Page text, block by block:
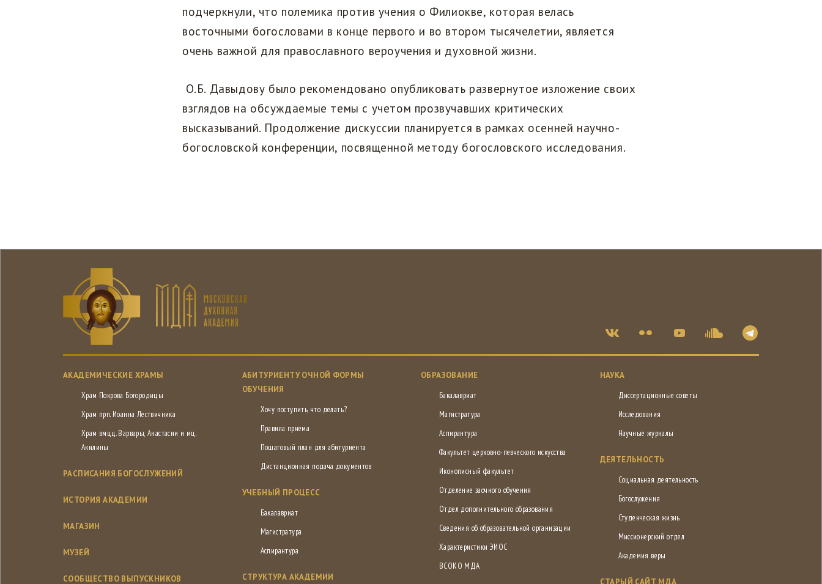
подчеркнули, что полемика против учения о Филиокве, которая велась
восточными богословами в конце первого и во втором тысячелетии, является
очень важной для православного вероучения и духовной жизни.
О.Б. Давыдову было рекомендовано опубликовать развернутое изложение своих
взглядов на обсуждаемые темы с учетом прозвучавших критических
высказываний. Продолжение дискуссии планируется в рамках осенней научно-
богословской конференции, посвященной методу богословского исследования.
АКАДЕМИЧЕСКИЕ ХРАМЫ
Храм Покрова Богородицы
Храм прп. Иоанна Лествичника
Храм вмцц. Варвары, Анастасии и мц.
Акилины
РАСПИСАНИЯ БОГОСЛУЖЕНИЙ
ИСТОРИЯ АКАДЕМИИ
МАГАЗИН
МУЗЕЙ
СООБЩЕСТВО ВЫПУСКНИКОВ
АБИТУРИЕНТУ ОЧНОЙ ФОРМЫ
ОБУЧЕНИЯ
Хочу поступить, что делать?
Правила приема
Пошаговый план для абитуриента
Дистанционная подача документов
УЧЕБНЫЙ ПРОЦЕСС
Бакалавриат
Магистратура
Аспирантура
СТРУКТУРА АКАДЕМИИ
ОБРАЗОВАНИЕ
Бакалавриат
Магистратура
Аспирантура
Факультет церковно-певческого искусства
Иконописный факультет
Отделение заочного обучения
Отдел дополнительного образования
Сведения об образовательной организации
Характеристики ЭИОС
ВСОКО МДА
НАУКА
Диссертационные советы
Исследования
Научные журналы
ДЕЯТЕЛЬНОСТЬ
Социальная деятельность
Богослужения
Студенческая жизнь
Миссионерский отдел
Академия веры